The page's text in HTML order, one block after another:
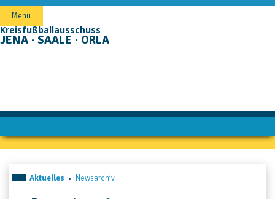
Navigation
überspringen
Menü
Kreisfußballausschuss
JENA · SAALE · ORLA
Aktuelles Newsarchiv